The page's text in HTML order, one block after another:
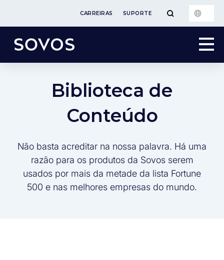
CARREIRAS SUPORTE
Biblioteca de
Conteúdo
Não basta acreditar na nossa palavra. Há uma
razão para os produtos da Sovos serem
usados por mais da metade da lista Fortune
500 e nas melhores empresas do mundo.